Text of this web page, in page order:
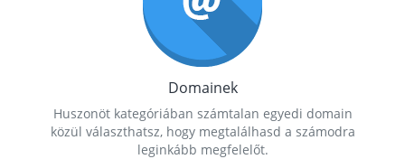
Domainek
Huszonöt kategóriában számtalan egyedi domain
közül választhatsz, hogy megtalálhasd a számodra
leginkább megfelelőt.